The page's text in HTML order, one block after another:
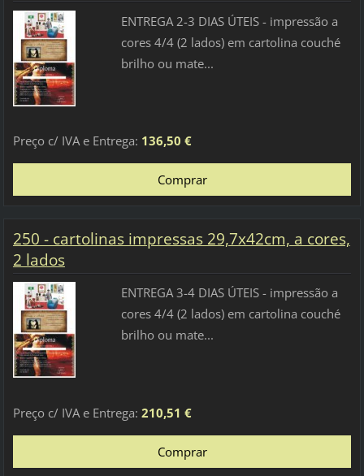
ENTREGA 2-3 DIAS ÚTEIS - impressão a
cores 4/4 (2 lados) em cartolina couché
brilho ou mate...
Preço c/ IVA e Entrega: 136,50 €
250 - cartolinas impressas 29,7x42cm, a cores,
2 lados
ENTREGA 3-4 DIAS ÚTEIS - impressão a
cores 4/4 (2 lados) em cartolina couché
brilho ou mate...
Preço c/ IVA e Entrega: 210,51 €